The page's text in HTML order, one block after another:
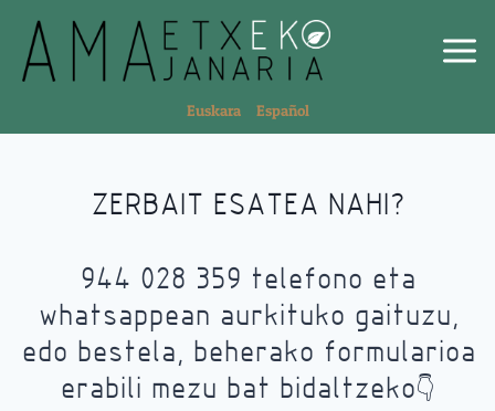
Euskara Español
ZERBAIT ESATEA NAHI?
944 028 359 telefono eta
whatsappean aurkituko gaituzu,
edo bestela, beherako formularioa
erabili mezu bat bidaltzeko👇